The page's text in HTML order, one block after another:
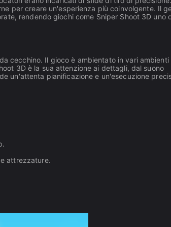
per creare un'esperienza più coinvolgente. Il
rendendo giochi come Sniper Shoot 3D uno
cecchino. Il gioco è ambientato in vari ambienti
3D è la sua attenzione ai dettagli, dal suono
un'attenta pianificazione e un'esecuzione
attrezzature.